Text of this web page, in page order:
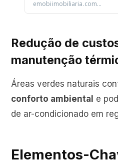
Redução de
manutenção
Áreas verdes naturais
conforto ambiental e
de ar-condicionado em
Elementos-